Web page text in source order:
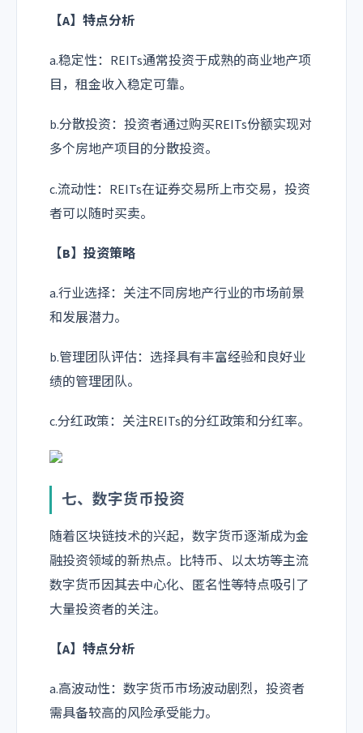
【A】特点分析
a.稳定性：REITs通常投资于成熟的商业地产项
目，租金收入稳定可靠。
b.分散投资：投资者通过购买REITs份额实现对
多个房地产项目的分散投资。
c.流动性：REITs在证券交易所上市交易，投资
者可以随时买卖。
【B】投资策略
a.行业选择：关注不同房地产行业的市场前景
和发展潜力。
b.管理团队评估：选择具有丰富经验和良好业
绩的管理团队。
c.分红政策：关注REITs的分红政策和分红率。
七、数字货币投资
随着区块链技术的兴起，数字货币逐渐成为金
融投资领域的新热点。比特币、以太坊等主流
数字货币因其去中心化、匿名性等特点吸引了
大量投资者的关注。
【A】特点分析
a.高波动性：数字货币市场波动剧烈，投资者
需具备较高的风险承受能力。